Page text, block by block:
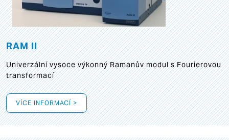
RAM II
Univerzální vysoce výkonný Ramanův modul s Fourierovou
transformací
VÍCE INFORMACÍ >